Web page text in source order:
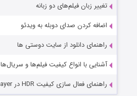
تغییر زبان فیلم‌های دو زبانه
اضافه کردن صدای دوبله به ویدئو
راهنمای دانلود از سایت دوستی ها
آشنایی با انواع کیفیت فیلم‌ها و سریال‌ها
راهنمای فعال سازی کیفیت HDR در PotPlayer